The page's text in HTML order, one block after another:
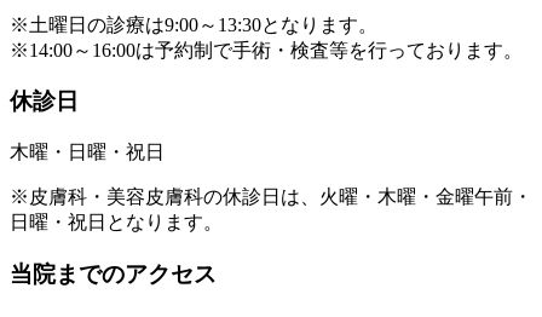
※土曜日の診療は9:00～13:30となります。
※14:00～16:00は予約制で手術・検査等を行っております。
休診日
木曜・日曜・祝日
※皮膚科・美容皮膚科の休診日は、火曜・木曜・金曜午前・
日曜・祝日となります。
当院までのアクセス